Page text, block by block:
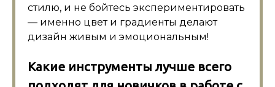
стилю, и не бойтесь экспериментировать
— именно цвет и градиенты делают
дизайн живым и эмоциональным!
Какие инструменты лучше всего